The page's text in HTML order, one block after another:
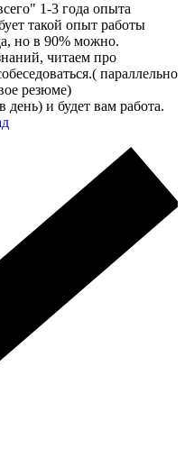
1-3 года опыта
такой опыт работы
но в 90% можно.
читаем про
параллельно
резюме)
день) и будет вам работа.